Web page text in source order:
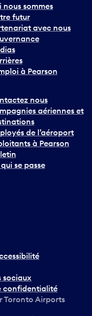
nous sommes
futur
avec nous
à Pearson
nous
aériennes et
de l’aéroport
à Pearson
se passe
sociaux
confidentialité
Toronto Airports